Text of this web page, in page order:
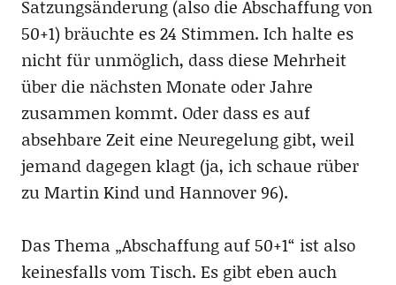
Satzungsänderung (also die Abschaffung von
50+1) bräuchte es 24 Stimmen. Ich halte es
nicht für unmöglich, dass diese Mehrheit
über die nächsten Monate oder Jahre
zusammen kommt. Oder dass es auf
absehbare Zeit eine Neuregelung gibt, weil
jemand dagegen klagt (ja, ich schaue rüber
zu Martin Kind und Hannover 96).
Das Thema „Abschaffung auf 50+1“ ist also
keinesfalls vom Tisch. Es gibt eben auch